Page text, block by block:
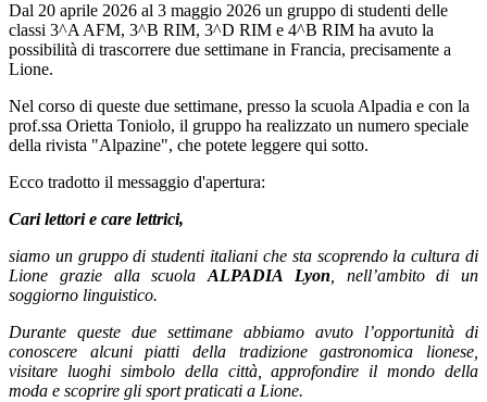
Dal 20 aprile 2026 al 3 maggio 2026 un gruppo di studenti delle
classi 3^A AFM, 3^B RIM, 3^D RIM e 4^B RIM ha avuto la
possibilità di trascorrere due settimane in Francia, precisamente a
Lione.
Nel corso di queste due settimane, presso la scuola Alpadia e con la
prof.ssa Orietta Toniolo, il gruppo ha realizzato un numero speciale
della rivista "Alpazine", che potete leggere qui sotto.
Ecco tradotto il messaggio d'apertura:
Cari lettori e care lettrici,
siamo un gruppo di studenti italiani che sta scoprendo la cultura di
Lione grazie alla scuola ALPADIA Lyon , nell’ambito di un
soggiorno linguistico.
Durante queste due settimane abbiamo avuto l’opportunità di
conoscere alcuni piatti della tradizione gastronomica lionese,
visitare luoghi simbolo della città, approfondire il mondo della
moda e scoprire gli sport praticati a Lione.